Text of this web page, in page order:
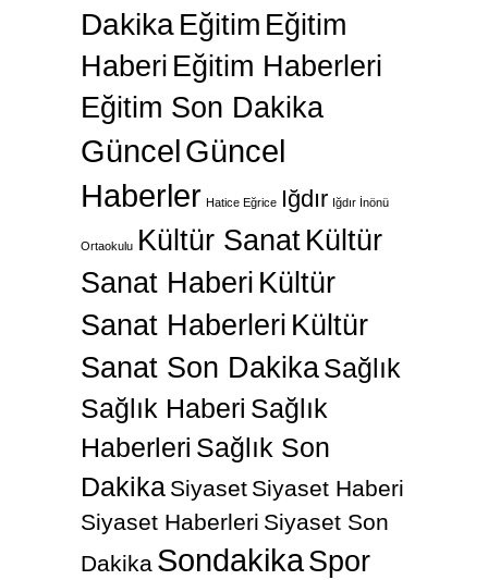
Dakika Eğitim Eğitim
Haberi Eğitim Haberleri
Eğitim Son Dakika
GüncelGüncel
Haberler Hatice Eğrice Iğdır Iğdır İnönü
Ortaokulu Kültür SanatKültür
Sanat Haberi Kültür
Sanat Haberleri Kültür
Sanat Son DakikaSağlık
Sağlık Haberi Sağlık
Haberleri Sağlık Son
Dakika Siyaset Siyaset Haberi
Siyaset Haberleri Siyaset Son
Dakika SondakikaSpor